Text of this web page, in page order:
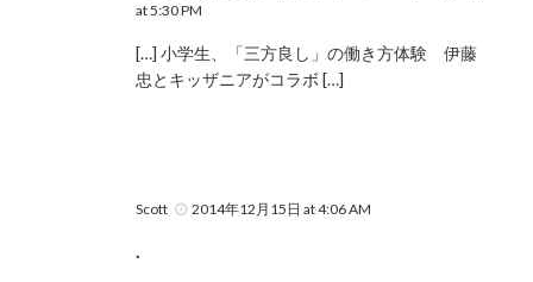
at 5:30 PM
[…] 小学生、「三方良し」の働き方体験 伊藤
忠とキッザニアがコラボ […]
Scott 2014年12月15日 at 4:06 AM
.